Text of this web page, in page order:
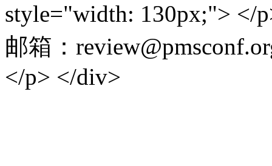
style="width: 130px;"> </
邮箱：
</p> </div>